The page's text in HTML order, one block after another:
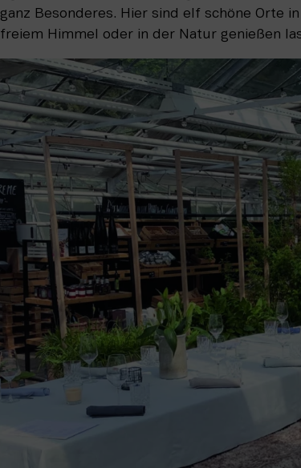
ganz Besonderes. Hier sind elf schöne Orte
freiem Himmel oder in der Natur genießen